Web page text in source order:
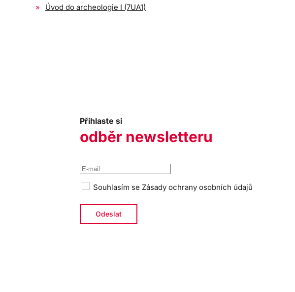
Úvod do archeologie I (7UA1)
Přihlaste si
odběr newsletteru
Souhlasím se Zásady ochrany osobních údajů